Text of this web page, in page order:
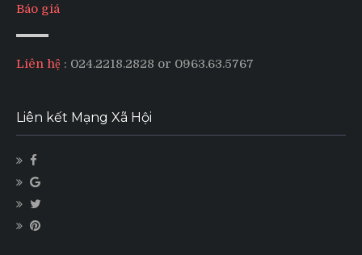
Báo giá
Liên hệ : 024.2218.2828 or 0963.63.5767
Liên kết Mạng Xã Hội